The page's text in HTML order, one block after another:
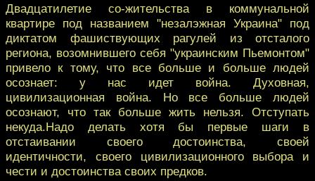
Двадцатилетие со-жительства в коммунальной
квартире под названием "незалэжная Украина" под
диктатом фашиствующих рагулей из отсталого
региона, возомнившего себя "украинским Пьемонтом"
привело к тому, что все больше и больше людей
осознает: у нас идет война. Духовная,
цивилизационная война. Но все больше людей
осознают, что так больше жить нельзя. Отступать
некуда.Надо делать хотя бы первые шаги в
отстаивании своего достоинства, своей
идентичности, своего цивилизационного выбора и
чести и достоинства своих предков.